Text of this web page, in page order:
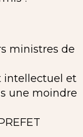
ministres de
intellectuel et
une moindre